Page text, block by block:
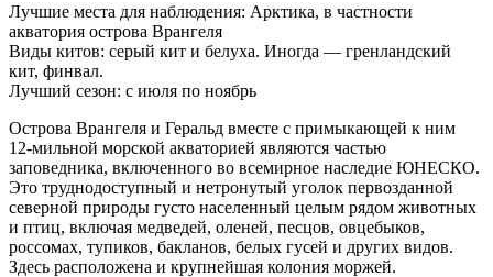
Лучшие места для наблюдения: Арктика, в частности
акватория острова Врангеля
Виды китов: серый кит и белуха. Иногда — гренландский
кит, финвал.
Лучший сезон: с июля по ноябрь
Острова Врангеля и Геральд вместе с примыкающей к ним
12-мильной морской акваторией являются частью
заповедника, включенного во всемирное наследие ЮНЕСКО.
Это труднодоступный и нетронутый уголок первозданной
северной природы густо населенный целым рядом животных
и птиц, включая медведей, оленей, песцов, овцебыков,
россомах, тупиков, бакланов, белых гусей и других видов.
Здесь расположена и крупнейшая колония моржей.